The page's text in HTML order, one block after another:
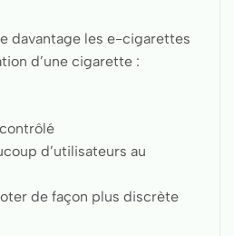
davantage les e-cigarettes
d’une cigarette :
d’utilisateurs au
de façon plus discrète